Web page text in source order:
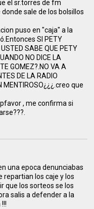
el sr.torres de fm
sale de los bolsillos
puso en "caja" a la
SI PETY
SABE QUE PETY
NO DICE LA
GOMEZ?.NO VA A
DE LA RADIO
MENTIROSO¿¿¿.creo que
, me confirma si
una epoca denunciabas
repartian los caje y los
que los sorteos se los
salis a defender a la